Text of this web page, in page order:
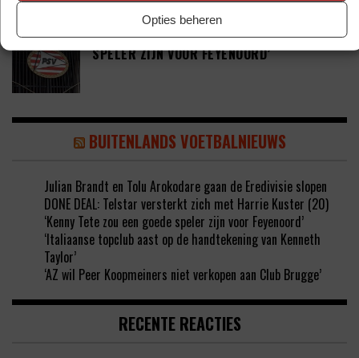
Opties beheren
‘COUHAIB DRIOUECH ZOU EEN PRIMA
SPELER ZIJN VOOR FEYENOORD’
BUITENLANDS VOETBALNIEUWS
Julian Brandt en Tolu Arokodare gaan de Eredivisie slopen
DONE DEAL: Telstar versterkt zich met Harrie Kuster (20)
‘Kenny Tete zou een goede speler zijn voor Feyenoord’
‘Italiaanse topclub aast op de handtekening van Kenneth
Taylor’
‘AZ wil Peer Koopmeiners niet verkopen aan Club Brugge’
RECENTE REACTIES